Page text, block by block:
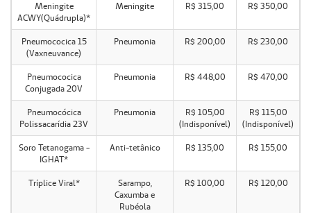
Meningite
ACWY(Quádrupla)*
Meningite R$ 315,00 R$ 350,00
Pneumococica 15
(Vaxneuvance)
Pneumonia R$ 200,00 R$ 230,00
Pneumococica
Conjugada 20V
Pneumonia R$ 448,00 R$ 470,00
Pneumocócica
Polissacarídia 23V
Pneumonia
R$ 105,00
(Indisponível)
R$ 115,00
(Indisponível)
Soro Tetanogama -
IGHAT*
Anti-tetânico R$ 135,00 R$ 155,00
Tríplice Viral*
Sarampo,
Caxumba e
Rubéola
R$ 100,00 R$ 120,00